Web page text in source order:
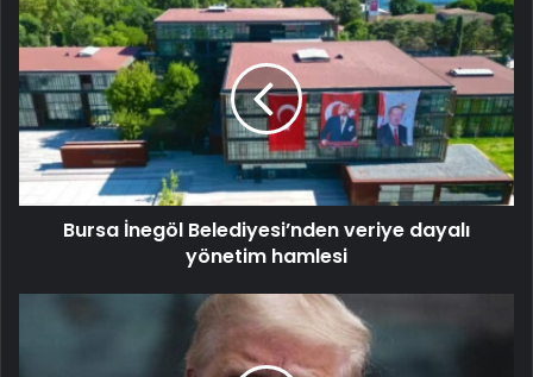
Bursa İnegöl Belediyesi’nden veriye dayalı
yönetim hamlesi